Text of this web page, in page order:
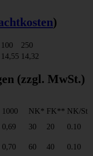
)
100
250
14,55 14,32
(zzgl. MwSt.)
1000 NK* FK** NK/St
0,69 30 20
0.10
0,70 60 40
0.10